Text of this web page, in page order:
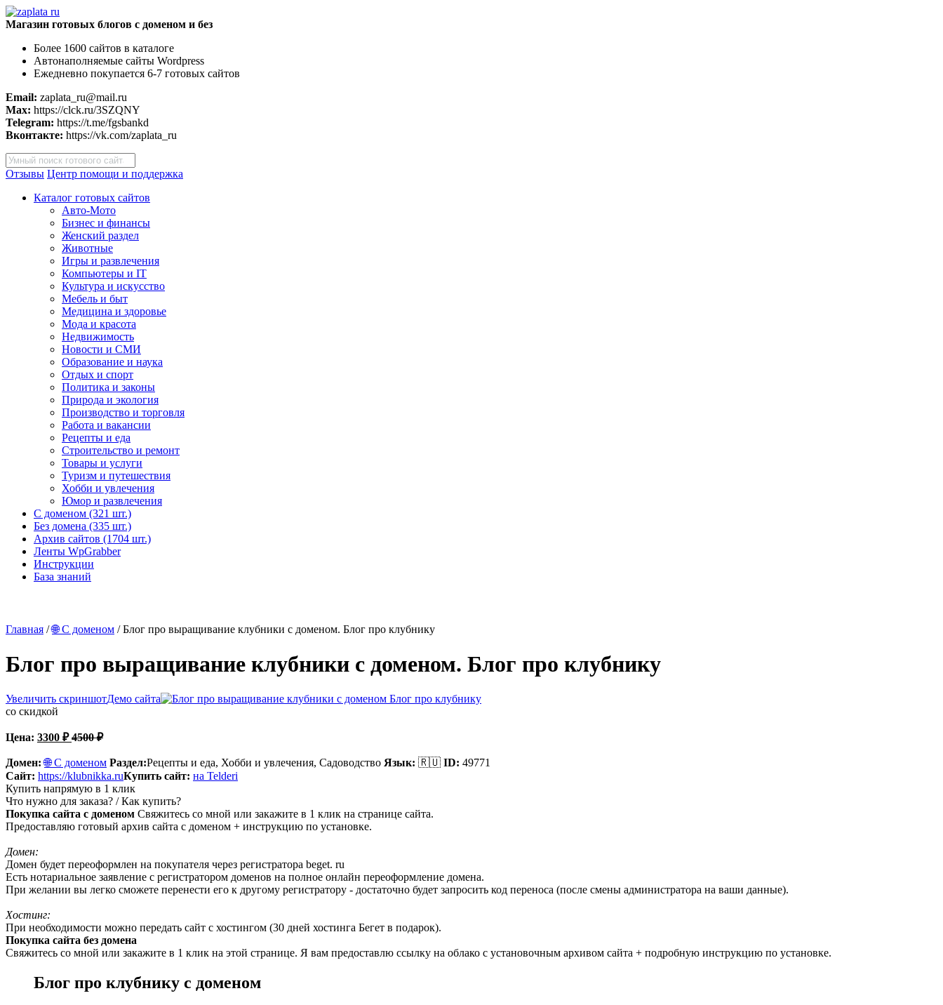
Магазин готовых блогов с доменом и без
Более 1600 сайтов в каталоге
Автонаполняемые сайты Wordpress
Ежедневно покупается 6-7 готовых сайтов
Email: zaplata_ru@mail.ru
Max: https://clck.ru/3SZQNY
Telegram: https://t.me/fgsbankd
Вконтакте: https://vk.com/zaplata_ru
Поиск
товаров
Отзывы Центр помощи и поддержка
Каталог готовых сайтов
Авто-Мото
Бизнес и финансы
Женский раздел
Животные
Игры и развлечения
Компьютеры и IT
Культура и искусство
Мебель и быт
Медицина и здоровье
Мода и красота
Недвижимость
Новости и СМИ
Образование и наука
Отдых и спорт
Политика и законы
Природа и экология
Производство и торговля
Работа и вакансии
Рецепты и еда
Строительство и ремонт
Товары и услуги
Туризм и путешествия
Хобби и увлечения
Юмор и развлечения
С доменом (321 шт.)
Без домена (335 шт.)
Архив сайтов (1704 шт.)
Ленты WpGrabber
Инструкции
База знаний
Главная /🌐 С доменом / Блог про выращивание клубники с доменом. Блог про клубнику
Блог про выращивание клубники с доменом. Блог про клубнику
Увеличить скриншотДемо сайта
со скидкой
Цена: 3300 ₽ 4500₽
Домен: 🌐 С доменом Раздел:Рецепты и еда, Хобби и увлечения, Садоводство Язык: 🇷🇺 ID: 49771
Сайт: https://klubnikka.ruКупить сайт: на Telderi
Купить напрямую в 1 клик
Что нужно для заказа? / Как купить?
Покупка сайта с доменом Свяжитесь со мной или закажите в 1 клик на странице сайта.
Предоставляю готовый архив сайта с доменом + инструкцию по установке.
Домен:
Домен будет переоформлен на покупателя через регистратора beget. ru
Есть нотариальное заявление с регистратором доменов на полное онлайн переоформление домена.
При желании вы легко сможете перенести его к другому регистратору - достаточно будет запросить код переноса (после смены администратора на ваши данные).
Хостинг:
При необходимости можно передать сайт с хостингом (30 дней хостинга Бегет в подарок).
Покупка сайта без домена
Свяжитесь со мной или закажите в 1 клик на этой странице. Я вам предоставлю ссылку на облако с установочным архивом сайта + подробную инструкцию по установке.
Блог про клубнику с доменом